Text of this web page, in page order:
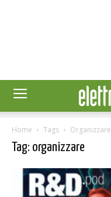
Home Tags Organizzare
Tag: organizzare